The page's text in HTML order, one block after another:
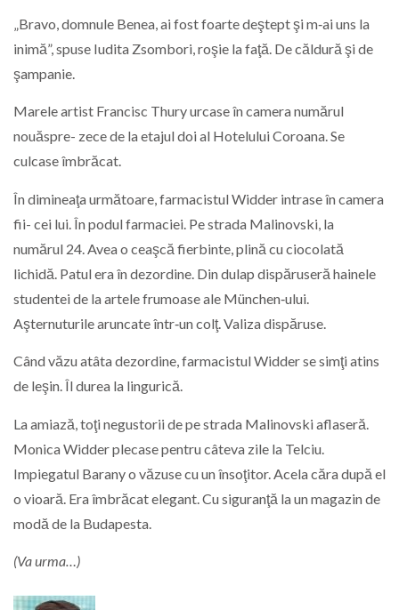
„Bravo, domnule Benea, ai fost foarte deştept şi m‑ai uns la
inimă”, spuse Iudita Zsombori, roşie la faţă. De căldură şi de
şampanie.
Marele artist Francisc Thury urcase în camera numărul
nouăspre- zece de la etajul doi al Hotelului Coroana. Se
culcase îmbrăcat.
În dimineaţa următoare, farmacistul Widder intrase în camera
fii- cei lui. În podul farmaciei. Pe strada Malinovski, la
numărul 24. Avea o ceaşcă fierbinte, plină cu ciocolată
lichidă. Patul era în dezordine. Din dulap dispăruseră hainele
studentei de la artele frumoase ale München‑ului.
Aşternuturile aruncate într‑un colţ. Valiza dispăruse.
Când văzu atâta dezordine, farmacistul Widder se simţi atins
de leşin. Îl durea la lingurică.
La amiază, toţi negustorii de pe strada Malinovski aflaseră.
Monica Widder plecase pentru câteva zile la Telciu.
Impiegatul Barany o văzuse cu un însoţitor. Acela căra după el
o vioară. Era îmbrăcat elegant. Cu siguranţă la un magazin de
modă de la Budapesta.
(Va urma…)